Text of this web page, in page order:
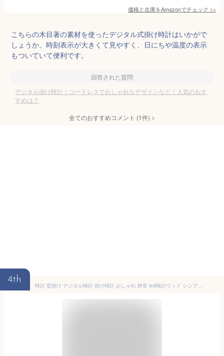
価格と在庫をAmazonでチェック >>
こちらの木目著の素材を使ったデジタル式掛け時計はいかがで
しょうか。時刻表示が大きくて見やすく、日にちや温度の表示
もついていて便利です。
回答された質問
デジタル掛け時計｜コードレスでおしゃれなデザインなど！人気のおす
すめは？
全てのおすすめコメント (1件) >
4th
時計 壁掛け デジタル時計 掛け時計 おしゃれ 静音 led時計ウッド シンプル 静音 壁掛け時計 LED インテリアクロック デジタル時計 木製時計 北欧 インテリア 木製 壁掛け長時間航続 壁掛け 卓上 おしゃれ 静か 自動点灯 ブラケット付き 壁掛けと置き プレゼント ギフト